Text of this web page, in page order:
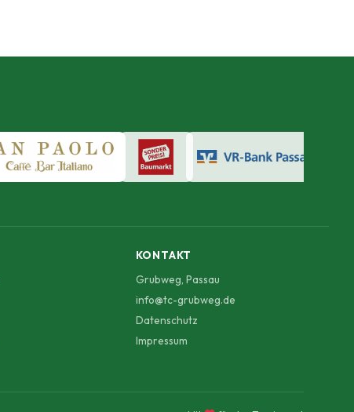
KONTAKT
Grubweg, Passau
info@tc-grubweg.de
Datenschutz
Impressum